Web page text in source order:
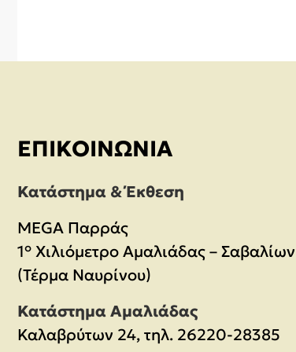
ΕΠΙΚΟΙΝΩΝΊΑ
Κατάστημα & Έκθεση
MEGA Παρράς
1° Χιλιόμετρο Αμαλιάδας – Σαβαλίων
(Τέρμα Ναυρίνου)
Κατάστημα Αμαλιάδας
Καλαβρύτων 24, τηλ. 26220-28385